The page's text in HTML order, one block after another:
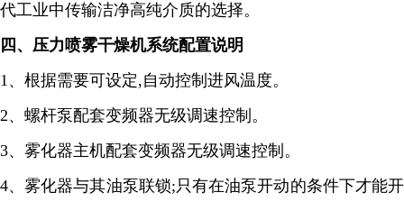
代工业中传输洁净高纯介质的选择。
四、压力喷雾干燥机系统配置说明
1、根据需要可设定,自动控制进风温度。
2、螺杆泵配套变频器无级调速控制。
3、雾化器主机配套变频器无级调速控制。
4、雾化器与其油泵联锁;只有在油泵开动的条件下才能开